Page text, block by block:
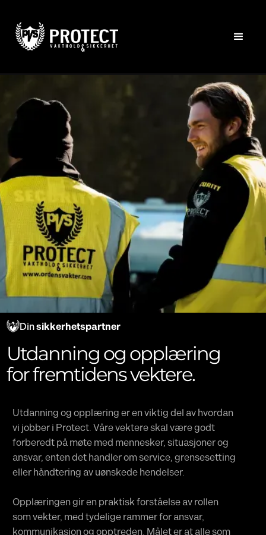
Dinsikkerhetspartner
Utdanning og opplæring
for fremtidens vektere.
Utdanning og opplæring er en viktig del av hvordan
vi jobber i Protect. Våre vektere skal være godt
forberedt på møte med mennesker, situasjoner og
ansvar, enten det handler om service, grensesetting
eller håndtering av uønskede hendelser.
Opplæringen gir en praktisk forståelse av rollen
som vekter, med tydelige rammer for ansvar,
kommunikasjon og opptreden. Målet er at alle som